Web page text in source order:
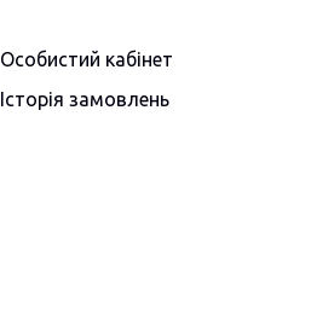
Особистий кабінет
Історія замовлень